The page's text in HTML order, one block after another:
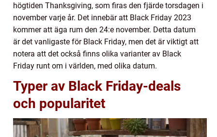
högtiden Thanksgiving, som firas den fjärde torsdagen i
november varje år. Det innebär att Black Friday 2023
kommer att äga rum den 24:e november. Detta datum
är det vanligaste för Black Friday, men det är viktigt att
notera att det också finns olika varianter av Black
Friday runt om i världen, med olika datum.
Typer av Black Friday-deals
och popularitet